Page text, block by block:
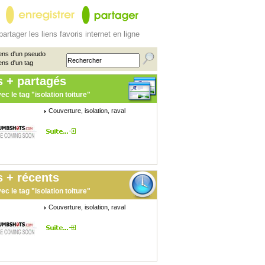
les liens favoris internet en ligne
d'un pseudo
d'un tag
+ partagés
le tag "isolation toiture"
Couverture, isolation, raval
+ récents
le tag "isolation toiture"
Couverture, isolation, raval